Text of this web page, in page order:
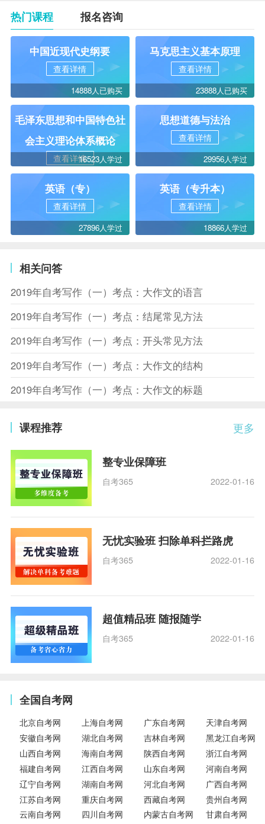
热门课程 报名咨询
中国近现代史纲要
查看详情
14888人已购买
马克思主义基本原理
查看详情
23888人已购买
毛泽东思想和中国特色社
会主义理论体系概论
查看详情16523人学过
思想道德与法治
查看详情
29956人学过
英语（专）
查看详情
27896人学过
英语（专升本）
查看详情
18866人学过
相关问答
2019年自考写作（一）考点：大作文的语言
2019年自考写作（一）考点：结尾常见方法
2019年自考写作（一）考点：开头常见方法
2019年自考写作（一）考点：大作文的结构
2019年自考写作（一）考点：大作文的标题
更多
课程推荐
整专业保障班
自考365 2022-01-16
无忧实验班 扫除单科拦路虎
自考365 2022-01-16
超值精品班 随报随学
自考365 2022-01-16
全国自考网
北京自考网 上海自考网 广东自考网
天津自考网
安徽自考网
湖北自考网 吉林自考网
黑龙江自考网
山西自考网
海南自考网 陕西自考网
浙江自考网
福建自考网
江西自考网 山东自考网
河南自考网
辽宁自考网
湖南自考网 河北自考网
广西自考网
江苏自考网
重庆自考网 西藏自考网
贵州自考网
云南自考网
四川自考网 内蒙古自考网
甘肃自考网